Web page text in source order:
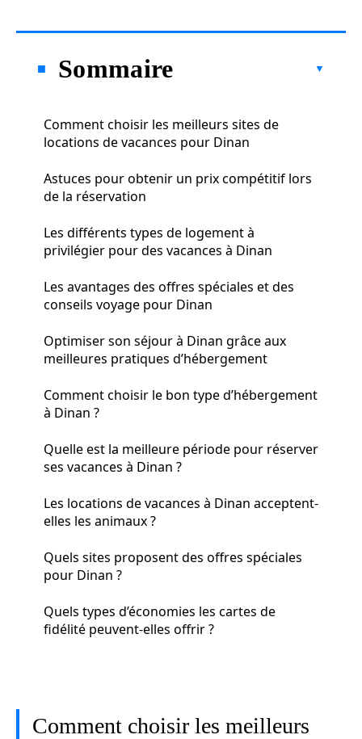
Sommaire
Comment choisir les meilleurs sites de
locations de vacances pour Dinan
Astuces pour obtenir un prix compétitif lors
de la réservation
Les différents types de logement à
privilégier pour des vacances à Dinan
Les avantages des offres spéciales et des
conseils voyage pour Dinan
Optimiser son séjour à Dinan grâce aux
meilleures pratiques d’hébergement
Comment choisir le bon type d’hébergement
à Dinan ?
Quelle est la meilleure période pour réserver
ses vacances à Dinan ?
Les locations de vacances à Dinan acceptent-
elles les animaux ?
Quels sites proposent des offres spéciales
pour Dinan ?
Quels types d’économies les cartes de
fidélité peuvent-elles offrir ?
Comment choisir les meilleurs